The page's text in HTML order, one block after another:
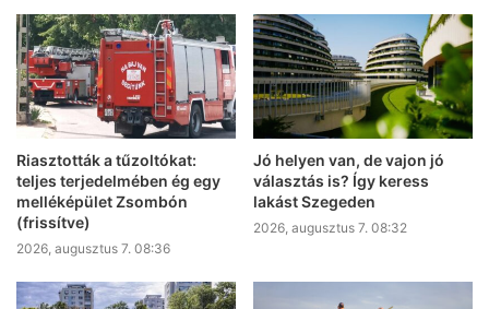
Riasztották a tűzoltókat:
teljes terjedelmében ég egy
melléképület Zsombón
(frissítve)
2026, augusztus 7. 08:36
Jó helyen van, de vajon jó
választás is? Így keress
lakást Szegeden
2026, augusztus 7. 08:32